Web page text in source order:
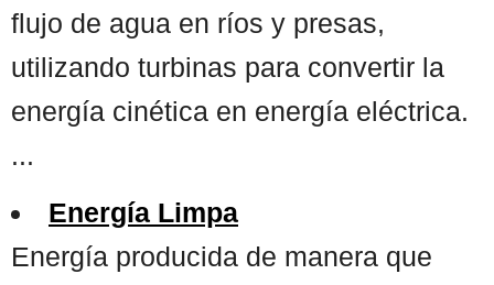
flujo de agua en ríos y presas,
utilizando turbinas para convertir la
energía cinética en energía eléctrica.
...
Energía Limpa
Energía producida de manera que